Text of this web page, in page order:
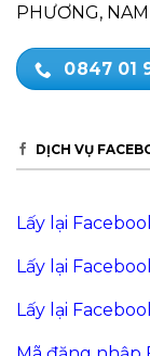
PHƯƠNG,
0847 01
DỊCH VỤ
Lấy lại
Lấy lại
Lấy lại